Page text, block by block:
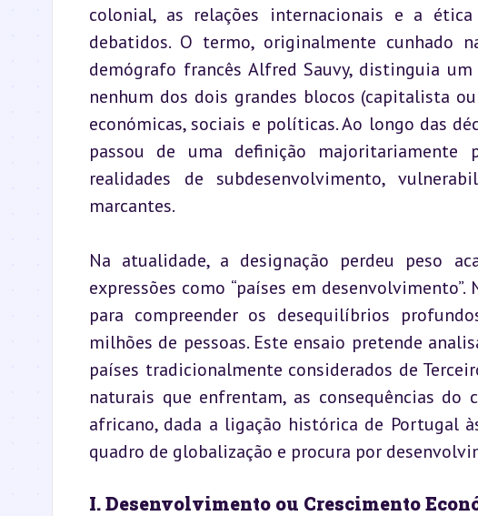
colonial, as relações internacionais e a
debatidos. O termo, originalmente cunhado
demógrafo francês Alfred Sauvy, distinguia
nenhum dos dois grandes blocos (capitalista
económicas, sociais e políticas. Ao longo das
passou de uma definição majoritariamente
realidades de subdesenvolvimento,
marcantes.
Na atualidade, a designação perdeu peso
expressões como “países em
para compreender os desequilíbrios
milhões de pessoas. Este ensaio pretende
países tradicionalmente considerados de
naturais que enfrentam, as consequências
africano, dada a ligação histórica de Portugal
quadro de globalização e procura por
I. Desenvolvimento ou Crescimento